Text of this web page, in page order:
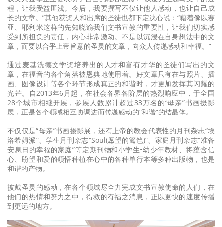
程，让我受益匪浅。今后，我要撰写不仅让他人感动，也让自己成
长的文章。”其他获奖人和出席的圣徒也都下定决心说：“藉着像以赛
亚、耶利米这样的先知晓谕我们文书宣教的重要性，让我们切实感
受到所担负的责任，内心非常激动。不是以沉浸在自身想法中的文
章，而要以合乎上帝旨意的圣灵的文章，向众人传递感动和幸福。”
通过麦基洗德文学奖培养出的人才和富有才华的圣徒们写出的文
章，在福音的各个角落被恩典地使用着。好文章只有在与照片、插
画、图像设计等各个环节形成真正的和谐时，才更加发挥其闪耀的
光芒。自2013年6月起，在社会各界各阶层的热烈响应中，于全国
28个城市相继开展，参展人数累计超过33万名的“母亲”书画摄影
展，正是各个领域相互协调进而传递感动的“和谐”的结晶体。
不仅仅是“母亲”书画摄影展，还有上帝的教会代表性的月刊杂志“埃
洛希姆派”、学生月刊杂志“Soul(愿望的篱笆)”、家庭月刊杂志“准备
安息日的幸福的家庭”等定期刊物和小学生•幼少年教材、将蕴含信
心、盼望和爱的领悟种植在心中的各种单行本等多种出版物，也是
和谐的产物。
披戴圣灵的感动，在各个领域尽全力完成文书宣教使命的人们，在
他们的热情和努力之中，得救的有福之消息，正以更快的速度传播
到更远的地方。